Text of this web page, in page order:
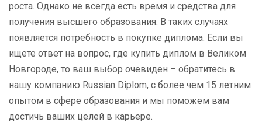
роста. Однако не всегда есть время и средства для
получения высшего образования. В таких случаях
появляется потребность в покупке диплома. Если вы
ищете ответ на вопрос, где купить диплом в Великом
Новгороде, то ваш выбор очевиден – обратитесь в
нашу компанию Russian Diplom, с более чем 15 летним
опытом в сфере образования и мы поможем вам
достичь ваших целей в карьере.